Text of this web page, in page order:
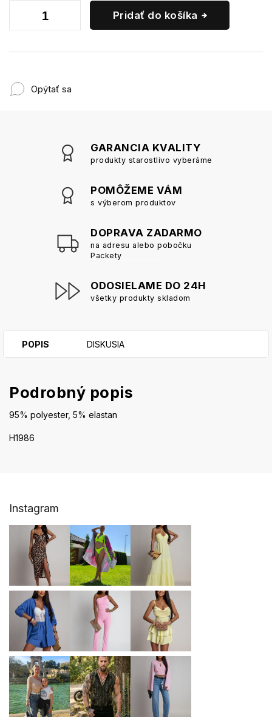
Pridať do košíka
Opýtať sa
GARANCIA KVALITY
produkty starostlivo vyberáme
POMÔŽEME VÁM
s výberom produktov
DOPRAVA ZADARMO
na adresu alebo pobočku
Packety
ODOSIELAME DO 24H
všetky produkty skladom
POPIS DISKUSIA
Podrobný popis
95% polyester, 5% elastan
H1986
Instagram